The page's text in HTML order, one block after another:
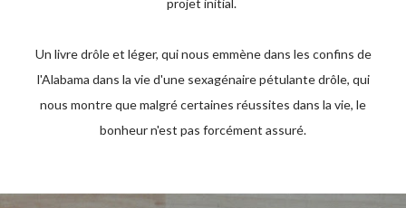
projet initial.
Un livre drôle et léger, qui nous emmène dans les confins de
l'Alabama dans la vie d'une sexagénaire pétulante drôle, qui
nous montre que malgré certaines réussites dans la vie, le
bonheur n'est pas forcément assuré.